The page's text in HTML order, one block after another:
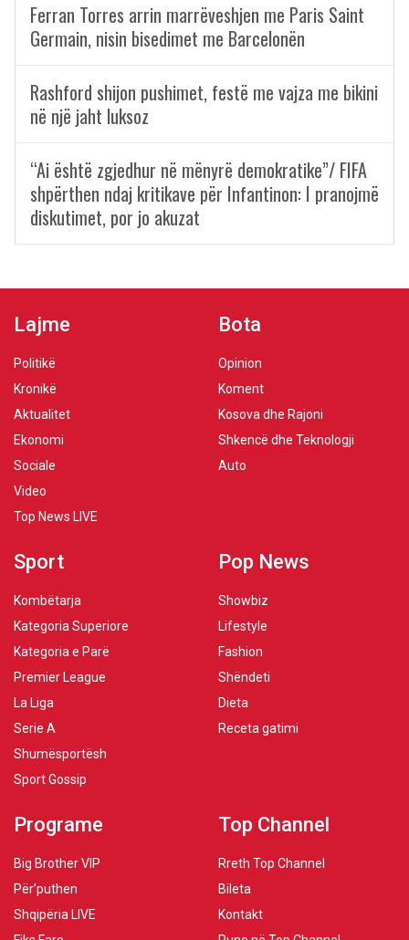
Ferran Torres arrin marrëveshjen me Paris Saint
Germain, nisin bisedimet me Barcelonën
Rashford shijon pushimet, festë me vajza me bikini
në një jaht luksoz
“Ai është zgjedhur në mënyrë demokratike”/ FIFA
shpërthen ndaj kritikave për Infantinon: I pranojmë
diskutimet, por jo akuzat
Lajme
Politikë
Kronikë
Aktualitet
Ekonomi
Sociale
Video
Top News LIVE
Bota
Opinion
Koment
Kosova dhe Rajoni
Shkencë dhe Teknologji
Auto
Sport
Kombëtarja
Kategoria Superiore
Kategoria e Parë
Premier League
La Liga
Serie A
Shumësportësh
Sport Gossip
Pop News
Showbiz
Lifestyle
Fashion
Shëndeti
Dieta
Receta gatimi
Programe
Big Brother VIP
Për’puthen
Shqipëria LIVE
Top Channel
Rreth Top Channel
Bileta
Kontakt